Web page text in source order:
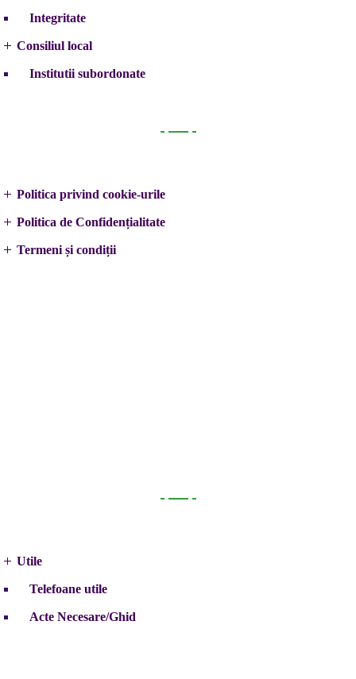
Integritate
Consiliul local
Institutii subordonate
Politica privind cookie-urile
Politica de Confidențialitate
Termeni și condiții
Utile
Telefoane utile
Acte Necesare/Ghid